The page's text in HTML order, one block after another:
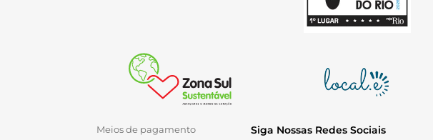
Meios de pagamento Siga Nossas Redes Sociais